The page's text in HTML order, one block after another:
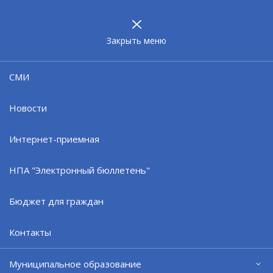
Закрыть меню
СМИ
Новости
Интернет-приемная
НПА "Электронный бюллетень"
Бюджет для граждан
Контакты
Муниципальное образование
11.06.24
У северян появилась
общественном транспорте